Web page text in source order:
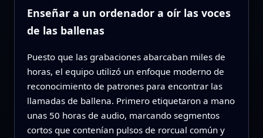
Enseñar a un ordenador a oír las voces
de las ballenas
Puesto que las grabaciones abarcaban miles de
horas, el equipo utilizó un enfoque moderno de
reconocimiento de patrones para encontrar las
llamadas de ballena. Primero etiquetaron a mano
unas 50 horas de audio, marcando segmentos
cortos que contenían pulsos de rorcual común y